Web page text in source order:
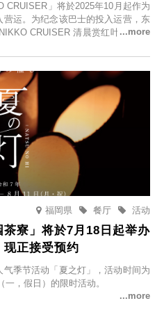
CRUISER」将於2025年10月起作为
营运。为纪念该巴士的投入运营，东
CRUISER 清晨赏红叶之旅”，
福岡県 活动
餐厅
寮」将於7月18日起举办
正接受预约
季节活动「夏之灯」，活动时间为
，假日）的限时活动。